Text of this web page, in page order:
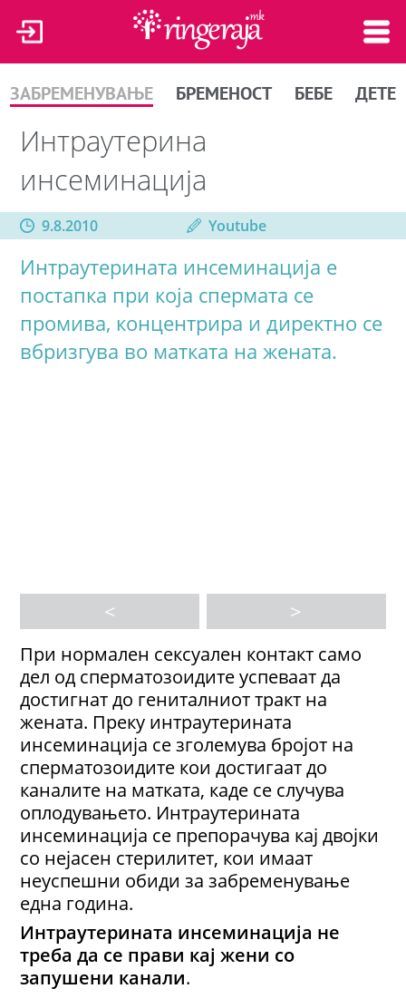
ЗАБРЕМЕНУВАЊЕ БРЕМЕНОСТ БЕБЕ ДЕТЕ
Интраутерина
инсеминација
9.8.2010 Youtube
Интраутерината инсеминација е
постапка при која спермата се
промива, концентрира и директно се
вбризгува во матката на жената.
< >
При нормален сексуален контакт само
дел од сперматозоидите успеваат да
достигнат до гениталниот тракт на
жената. Преку интраутерината
инсеминација се зголемува бројот на
сперматозоидите кои достигаат до
каналите на матката, каде се случува
оплодувањето. Интраутерината
инсеминација се препорачува кај двојки
со нејасен стерилитет, кои имаaт
неуспешни обиди за забременување
една година.
Интраутерината инсеминација не
треба да се прави кај жени со
запушени канали.